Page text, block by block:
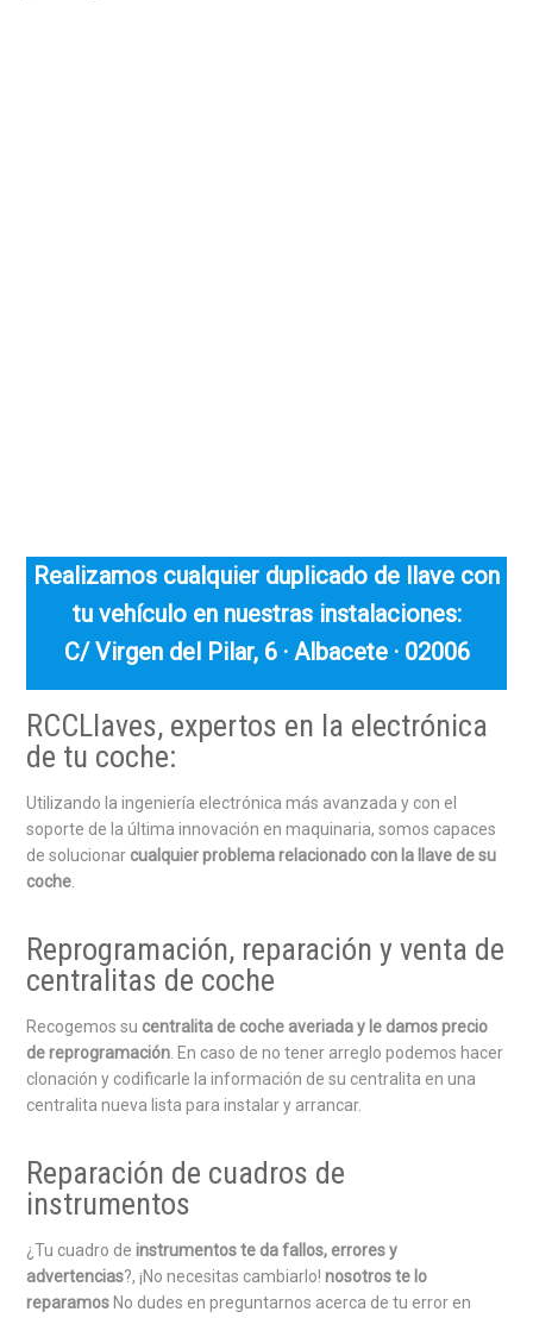
Realizamos cualquier duplicado de llave con
tu vehículo en nuestras instalaciones:
C/ Virgen del Pilar, 6 · Albacete · 02006
RCCLlaves, expertos en la electrónica
de tu coche:
Utilizando la ingeniería electrónica más avanzada y con el
soporte de la última innovación en maquinaria, somos capaces
de solucionar cualquier problema relacionado con la llave de su
coche
Reprogramación, reparación y venta de
centralitas de coche
Recogemos su centralita de coche averiada y le damos precio
de reprogramación . En caso de no tener arreglo podemos hacer
clonación y codificarle la información de su centralita en una
centralita nueva lista para instalar y arrancar.
Reparación de cuadros de
instrumentos
¿Tu cuadro deinstrumentos te da fallos, errores y
advertencias?, ¡No necesitas cambiarlo!nosotros te lo
reparamos No dudes en preguntarnos acerca de tu error en